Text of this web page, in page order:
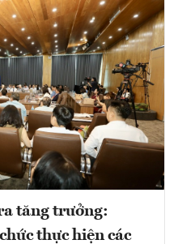
tăng trưởng:
thực hiện các